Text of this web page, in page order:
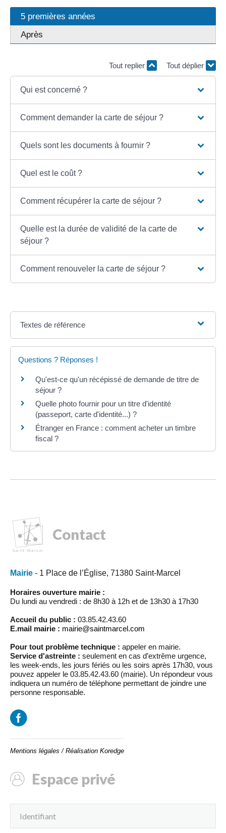
5 premières années
Après
Tout replier Tout déplier
Qui est concerné ?
Comment demander la carte de séjour ?
Quels sont les documents à fournir ?
Quel est le coût ?
Comment récupérer la carte de séjour ?
Quelle est la durée de validité de la carte de
séjour ?
Comment renouveler la carte de séjour ?
Textes de référence
Questions ? Réponses !
Qu'est-ce qu'un récépissé de demande de titre de
séjour ?
Quelle photo fournir pour un titre d'identité
(passeport, carte d'identité...) ?
Étranger en France : comment acheter un timbre
fiscal ?
Contact
Mairie - 1 Place de l’Église, 71380 Saint-Marcel
Horaires ouverture mairie :
Du lundi au vendredi : de 8h30 à 12h et de 13h30 à 17h30
Accueil du public : 03.85.42.43.60
E.mail mairie : mairie@saintmarcel.com
Pour tout problème technique : appeler en mairie.
Service d'astreinte : seulement en cas d’extrême urgence,
les week-ends, les jours fériés ou les soirs après 17h30, vous
pouvez appeler le 03.85.42.43.60 (mairie). Un répondeur vous
indiquera un numéro de téléphone permettant de joindre une
personne responsable.
Mentions légales / Réalisation Koredge
Espace privé